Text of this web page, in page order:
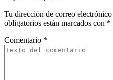
Tu dirección de correo
obligatorios están marcados con *
Comentario *